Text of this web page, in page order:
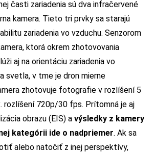
časti zariadenia sú dva infračervené
kamera. Tieto tri prvky sa starajú
zariadenia vo vzduchu. Senzorom
ktorá okrem zhotovovania
aj na orientáciu zariadenia vo
svetla, v tme je dron mierne
zhotovuje fotografie v rozlíšení 5
rozlíšení 720p/30 fps. Prítomná je aj
obrazu (EIS) a výsledky z kamery
kategórii ide o nadpriemer. Ak sa
alebo natočiť z inej perspektívy,